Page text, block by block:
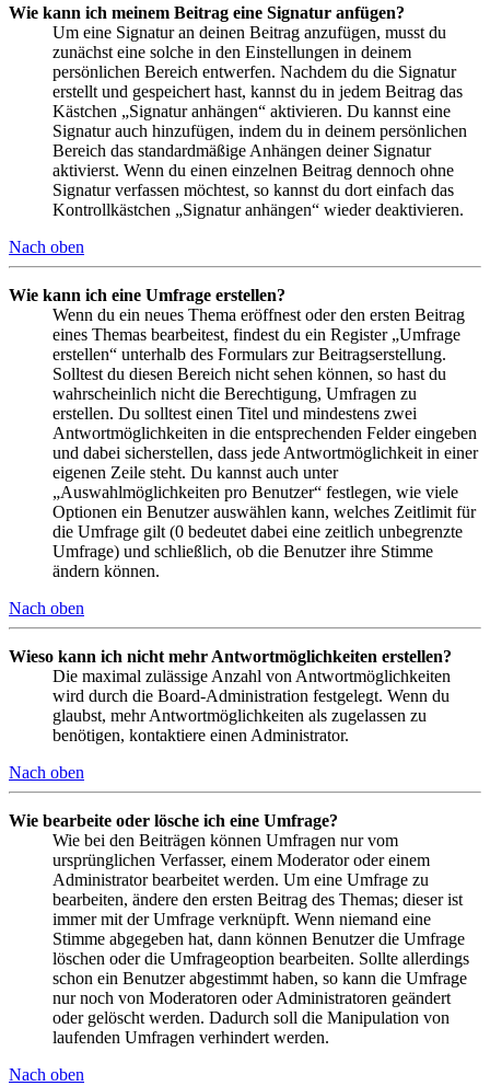
Wie kann ich meinem Beitrag eine Signatur anfügen?
Um eine Signatur an deinen Beitrag anzufügen, musst du
zunächst eine solche in den Einstellungen in deinem
persönlichen Bereich entwerfen. Nachdem du die Signatur
erstellt und gespeichert hast, kannst du in jedem Beitrag das
Kästchen „Signatur anhängen“ aktivieren. Du kannst eine
Signatur auch hinzufügen, indem du in deinem persönlichen
Bereich das standardmäßige Anhängen deiner Signatur
aktivierst. Wenn du einen einzelnen Beitrag dennoch ohne
Signatur verfassen möchtest, so kannst du dort einfach das
Kontrollkästchen „Signatur anhängen“ wieder deaktivieren.
Nach oben
Wie kann ich eine Umfrage erstellen?
Wenn du ein neues Thema eröffnest oder den ersten Beitrag
eines Themas bearbeitest, findest du ein Register „Umfrage
erstellen“ unterhalb des Formulars zur Beitragserstellung.
Solltest du diesen Bereich nicht sehen können, so hast du
wahrscheinlich nicht die Berechtigung, Umfragen zu
erstellen. Du solltest einen Titel und mindestens zwei
Antwortmöglichkeiten in die entsprechenden Felder eingeben
und dabei sicherstellen, dass jede Antwortmöglichkeit in einer
eigenen Zeile steht. Du kannst auch unter
„Auswahlmöglichkeiten pro Benutzer“ festlegen, wie viele
Optionen ein Benutzer auswählen kann, welches Zeitlimit für
die Umfrage gilt (0 bedeutet dabei eine zeitlich unbegrenzte
Umfrage) und schließlich, ob die Benutzer ihre Stimme
ändern können.
Nach oben
Wieso kann ich nicht mehr Antwortmöglichkeiten erstellen?
Die maximal zulässige Anzahl von Antwortmöglichkeiten
wird durch die Board-Administration festgelegt. Wenn du
glaubst, mehr Antwortmöglichkeiten als zugelassen zu
benötigen, kontaktiere einen Administrator.
Nach oben
Wie bearbeite oder lösche ich eine Umfrage?
Wie bei den Beiträgen können Umfragen nur vom
ursprünglichen Verfasser, einem Moderator oder einem
Administrator bearbeitet werden. Um eine Umfrage zu
bearbeiten, ändere den ersten Beitrag des Themas; dieser ist
immer mit der Umfrage verknüpft. Wenn niemand eine
Stimme abgegeben hat, dann können Benutzer die Umfrage
löschen oder die Umfrageoption bearbeiten. Sollte allerdings
schon ein Benutzer abgestimmt haben, so kann die Umfrage
nur noch von Moderatoren oder Administratoren geändert
oder gelöscht werden. Dadurch soll die Manipulation von
laufenden Umfragen verhindert werden.
Nach oben